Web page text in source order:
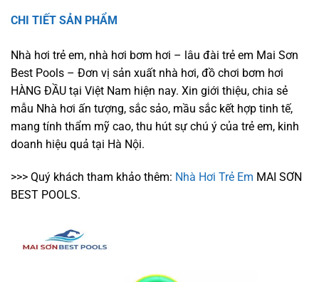
CHI TIẾT SẢN PHẨM
Nhà hơi trẻ em, nhà hơi bơm hơi – lâu đài trẻ em Mai Sơn
Best Pools – Đơn vị sản xuất nhà hơi, đồ chơi bơm hơi
HÀNG ĐẦU tại Việt Nam hiện nay. Xin giới thiệu, chia sẻ
mẫu Nhà hơi ấn tượng, sắc sảo, mầu sắc kết hợp tinh tế,
mang tính thẩm mỹ cao, thu hút sự chú ý của trẻ em, kinh
doanh hiệu quả tại Hà Nội.
>>> Quý khách tham khảo thêm: Nhà Hơi Trẻ Em MAI SƠN
BEST POOLS.